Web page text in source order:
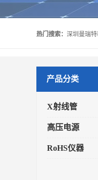
热门搜索：
产品分类
X射线管
高压电源
RoHS仪器